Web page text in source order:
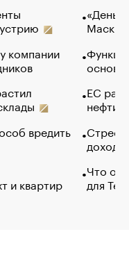
компании
вредить
и квартир
Маск в
основ
ЕС
нефти
Что
для